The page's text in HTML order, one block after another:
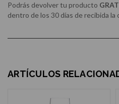
Podrás devolver tu producto
dentro de los 30 días de recibida la
ARTÍCULOS